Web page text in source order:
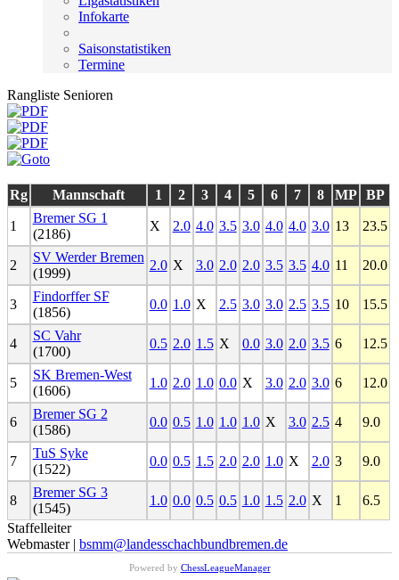
Infokarte
Saisonstatistiken
Termine
Rangliste Senioren
Rg Mannschaft 1 2 3 4 5 6 7 8 MP BP
1
Bremer SG 1
(2186)
X 2.0 4.0 3.5 3.0 4.0 4.0 3.0 13 23.5
2
SV Werder Bremen
(1999)
2.0 X 3.0 2.0 2.0 3.5 3.5 4.0 11 20.0
3
Findorffer SF
(1856)
0.0 1.0 X 2.5 3.0 3.0 2.5 3.5 10 15.5
4
SC Vahr
(1700)
0.5 2.0 1.5 X 0.0 3.0 2.0 3.5 6 12.5
5
SK Bremen-West
(1606)
1.0 2.0 1.0 0.0 X 3.0 2.0 3.0 6 12.0
6
Bremer SG 2
(1586)
0.0 0.5 1.0 1.0 1.0 X 3.0 2.5 4 9.0
7
TuS Syke
(1522)
0.0 0.5 1.5 2.0 2.0 1.0 X 2.0 3 9.0
8
Bremer SG 3
(1545)
1.0 0.0 0.5 0.5 1.0 1.5 2.0 X 1
6.5
Staffelleiter
Webmaster | bsmm@landesschachbundbremen.de
Powered by ChessLeagueManager